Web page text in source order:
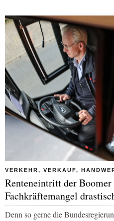
VERKEHR, VERKAUF,
Renteneintritt der
Fachkräftemangel
Denn so gerne die